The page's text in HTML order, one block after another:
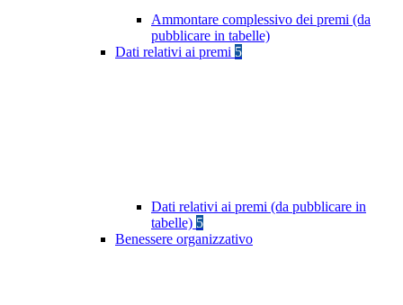
Ammontare complessivo dei premi (da
pubblicare in tabelle)
Dati relativi ai premi 5
Dati relativi ai premi (da pubblicare in
tabelle) 5
Benessere organizzativo